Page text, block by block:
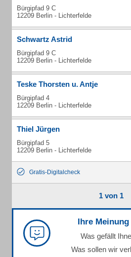
Bürgipfad 9 C
12209 Berlin - Lichterfelde
Schwartz Astrid
Bürgipfad 9 C
12209 Berlin - Lichterfelde
Teske Thorsten u. Antje
Bürgipfad 4
12209 Berlin - Lichterfelde
Thiel Jürgen
Bürgipfad 5
12209 Berlin - Lichterfelde
Gratis-Digitalcheck
1 von 1
Ihre
Was gefällt
Was sollen wir